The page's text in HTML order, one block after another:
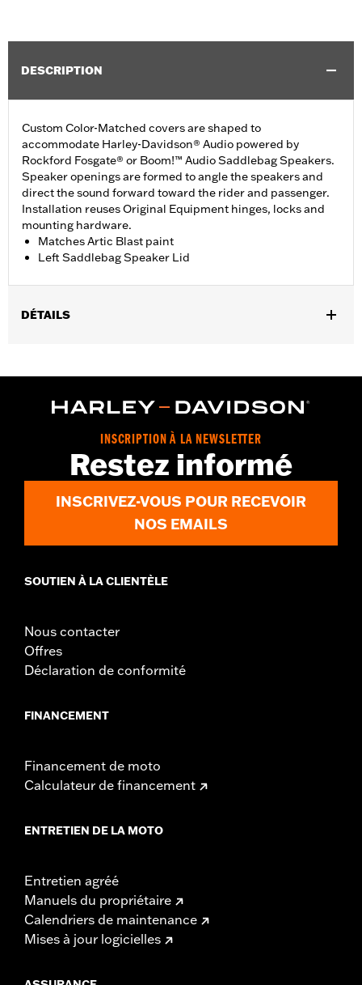
DESCRIPTION
Custom Color-Matched covers are shaped to
accommodate Harley-Davidson® Audio powered by
Rockford Fosgate® or Boom!™ Audio Saddlebag Speakers.
Speaker openings are formed to angle the speakers and
direct the sound forward toward the rider and passenger.
Installation reuses Original Equipment hinges, locks and
mounting hardware.
Matches Artic Blast paint
Left Saddlebag Speaker Lid
DÉTAILS
FLHX, FLTRX and FLTRXSTSE models.
Installation Instructions
Additional Colors Available
Sold Separately:Saddlebag Speaker Kit
Sold In Units:Each
In the Box:Left Saddlebag Speaker Lid only
INSCRIPTION À LA NEWSLETTER
Restez informé
INSCRIVEZ-VOUS POUR RECEVOIR
NOS EMAILS
SOUTIEN À LA CLIENTÈLE
Nous contacter
Offres
Déclaration de conformité
FINANCEMENT
Financement de moto
Calculateur de financement
ENTRETIEN DE LA MOTO
Entretien agréé
Manuels du propriétaire
Calendriers de maintenance
Mises à jour logicielles